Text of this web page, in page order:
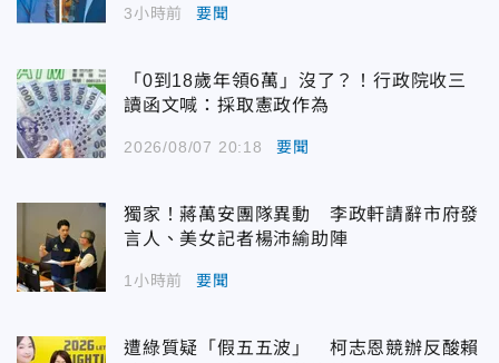
3小時前 要聞
「0到18歲年領6萬」沒了？！行政院收三
讀函文喊：採取憲政作為
2026/08/07 20:18 要聞
獨家！蔣萬安團隊異動 李政軒請辭市府發
言人、美女記者楊沛緰助陣
1小時前 要聞
遭綠質疑「假五五波」 柯志恩競辦反酸賴